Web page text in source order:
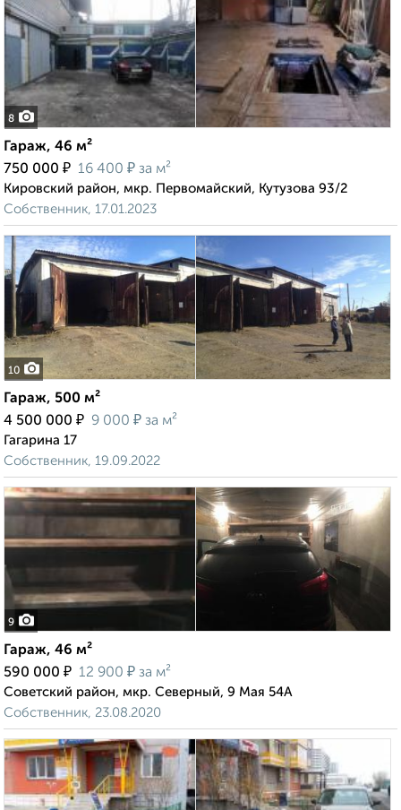
8
Гараж, 46 м²
750 000 ₽ 16 400 ₽ за м²
Кировский район, мкр. Первомайский, Кутузова 93/2
Собственник, 17.01.2023
10
Гараж, 500 м²
4 500 000 ₽ 9 000 ₽ за м²
Гагарина 17
Собственник, 19.09.2022
9
Гараж, 46 м²
590 000 ₽ 12 900 ₽ за м²
Советский район, мкр. Северный, 9 Мая 54А
Собственник, 23.08.2020